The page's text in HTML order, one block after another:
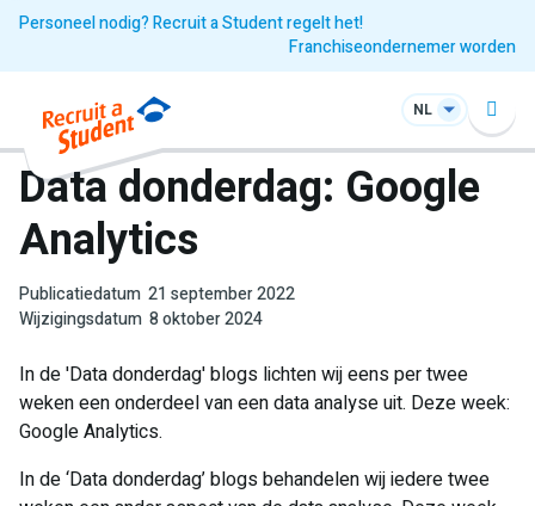
Personeel nodig? Recruit a Student regelt het!
Franchiseondernemer worden
NL
Data donderdag: Google
Analytics
Publicatiedatum 21 september 2022
Wijzigingsdatum 8 oktober 2024
In de 'Data donderdag' blogs lichten wij eens per twee
weken een onderdeel van een data analyse uit. Deze week:
Google Analytics.
In de ‘Data donderdag’ blogs behandelen wij iedere twee